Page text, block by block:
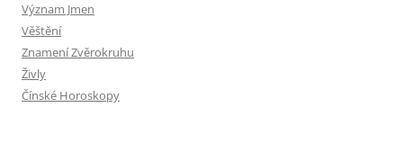
Význam Jmen
Věštění
Znamení Zvěrokruhu
Živly
Čínské Horoskopy